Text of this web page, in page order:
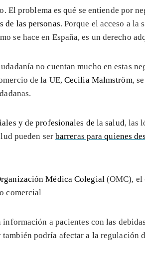
El problema es qué se entiende por
de las personas. Porque el acceso a la
se hace en España, es un derecho
no cuentan mucho en estas
de la UE, Cecilia Malmström,
y de profesionales de la salud, las
pueden ser barreras para quienes
Médica Colegial(OMC), el
comercial
a pacientes con las
podría afectar a la regulación